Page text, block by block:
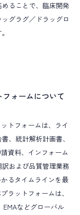
ルティング
ることで、臨床開発
グラグ／ドラッグロ
ォームについて
トフォームは、ライ
、統計解析計画書、
資料、インフォーム
および品質管理業務
るタイムラインを最
ラットフォームは、
EMAなどグローバル